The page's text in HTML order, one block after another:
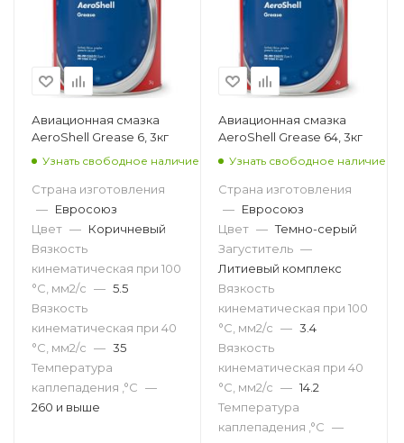
Авиационная смазка
AeroShell Grease 6, 3кг
Узнать свободное наличие
Страна изготовления
— Евросоюз
Цвет — Коричневый
Вязкость
кинематическая при 100
°С, мм2/с — 5.5
Вязкость
кинематическая при 40
°С, мм2/с — 35
Температура
каплепадения ,°C —
260 и выше
Авиационная смазка
AeroShell Grease 64, 3кг
Узнать свободное наличие
Страна изготовления
— Евросоюз
Цвет — Темно-серый
Загуститель —
Литиевый комплекс
Вязкость
кинематическая при 100
°С, мм2/с — 3.4
Вязкость
кинематическая при 40
°С, мм2/с — 14.2
Температура
каплепадения ,°C —